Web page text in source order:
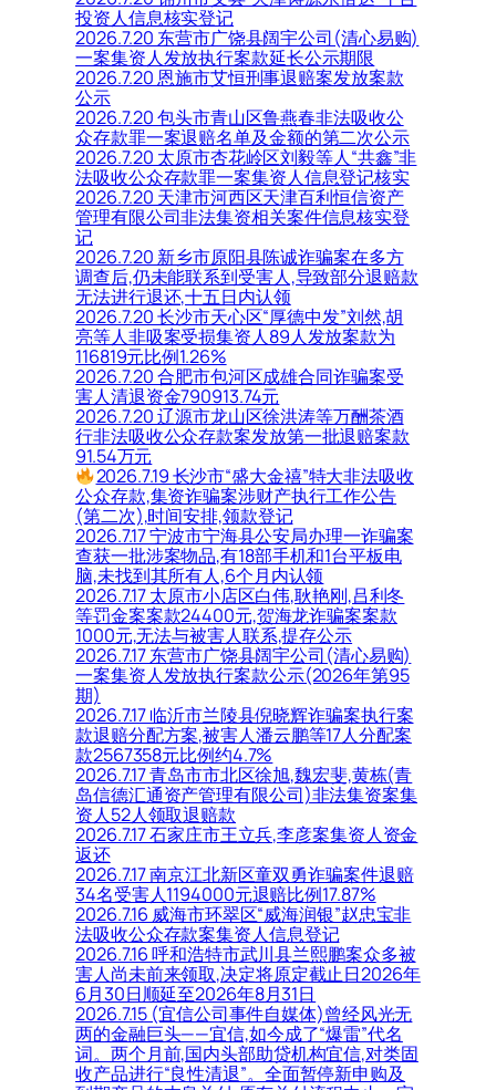
投资人信息核实登记
2026.7.20 东营市广饶县阔宇公司(清心易购)
一案集资人发放执行案款延长公示期限
2026.7.20 恩施市艾恒刑事退赔案发放案款
公示
2026.7.20 包头市青山区鲁燕春非法吸收公
众存款罪一案退赔名单及金额的第二次公示
2026.7.20 太原市杏花岭区刘毅等人“共鑫”非
法吸收公众存款罪一案集资人信息登记核实
2026.7.20 天津市河西区天津百利恒信资产
管理有限公司非法集资相关案件信息核实登
记
2026.7.20 新乡市原阳县陈诚诈骗案在多方
调查后,仍未能联系到受害人,导致部分退赔款
无法进行退还,十五日内认领
2026.7.20 长沙市天心区“厚德中发”刘然,胡
亮等人非吸案受损集资人89人发放案款为
116819元比例1.26%
2026.7.20 合肥市包河区成雄合同诈骗案受
害人清退资金790913.74元
2026.7.20 辽源市龙山区徐洪涛等万酬茶酒
行非法吸收公众存款案发放第一批退赔案款
91.54万元
2026.7.19 长沙市“盛大金禧”特大非法吸收
公众存款,集资诈骗案涉财产执行工作公告
(第二次),时间安排,领款登记
2026.7.17 宁波市宁海县公安局办理一诈骗案
查获一批涉案物品,有18部手机和1台平板电
脑,未找到其所有人,6个月内认领
2026.7.17 太原市小店区白伟,耿艳刚,吕利冬
等罚金案案款24400元,贺海龙诈骗案案款
1000元,无法与被害人联系,提存公示
2026.7.17 东营市广饶县阔宇公司(清心易购)
一案集资人发放执行案款公示(2026年第95
期)
2026.7.17 临沂市兰陵县倪晓辉诈骗案执行案
款退赔分配方案,被害人潘云鹏等17人分配案
款2567358元比例约4.7%
2026.7.17 青岛市市北区徐旭,魏宏斐,黄栋(青
岛信德汇通资产管理有限公司)非法集资案集
资人52人领取退赔款
2026.7.17 石家庄市王立兵,李彦案集资人资金
返还
2026.7.17 南京江北新区童双勇诈骗案件退赔
34名受害人1194000元退赔比例17.87%
2026.7.16 威海市环翠区“威海润银”赵忠宝非
法吸收公众存款案集资人信息登记
2026.7.16 呼和浩特市武川县兰熙鹏案众多被
害人尚未前来领取,决定将原定截止日2026年
6月30日顺延至2026年8月31日
2026.7.15 (宜信公司事件自媒体)曾经风光无
两的金融巨头——宜信,如今成了“爆雷”代名
词。两个月前,国内头部助贷机构宜信,对类固
收产品进行“良性清退”。全面暂停新申购及